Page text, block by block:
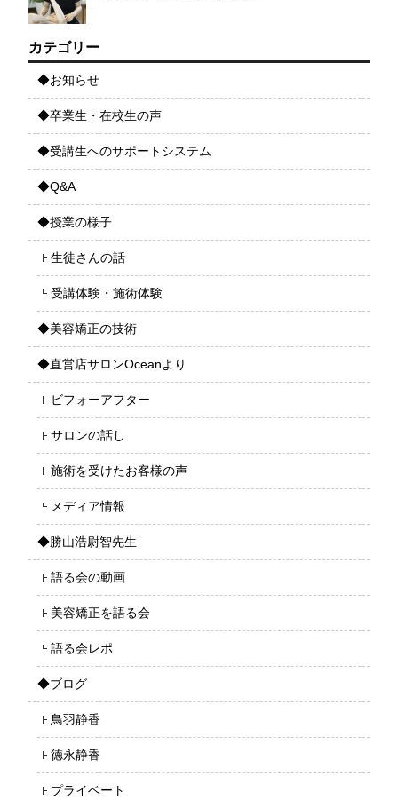
カテゴリー
◆お知らせ
◆卒業生・在校生の声
◆受講生へのサポートシステム
◆Q&A
◆授業の様子
生徒さんの話
受講体験・施術体験
◆美容矯正の技術
◆直営店サロンOceanより
ビフォーアフター
サロンの話し
施術を受けたお客様の声
メディア情報
◆勝山浩尉智先生
語る会の動画
美容矯正を語る会
語る会レポ
◆ブログ
鳥羽静香
徳永静香
プライベート